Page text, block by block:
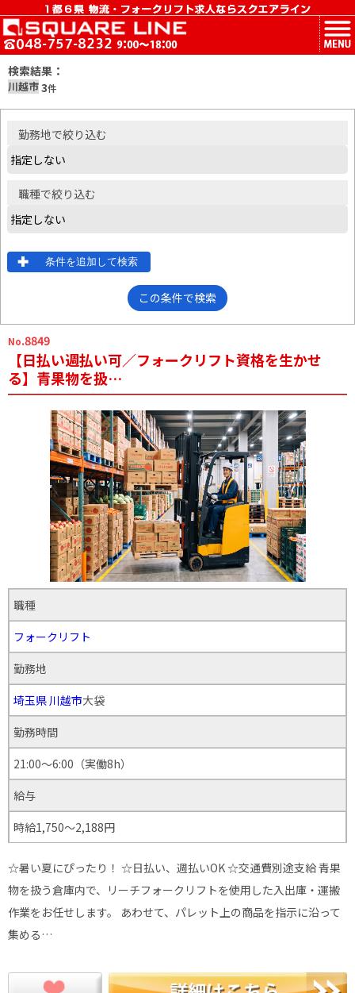
MENU
検索結果：
川越市3件
勤務地で絞り込む
職種で絞り込む
条件を追加して検索
この条件で検索
No.8849
【日払い週払い可／フォークリフト資格を生かせ
る】青果物を扱…
職種
フォークリフト
勤務地
埼玉県 川越市大袋
勤務時間
21:00～6:00（実働8h）
給与
時給1,750～2,188円
☆暑い夏にぴったり！ ☆日払い、週払いOK ☆交通費別途支給 青果
物を扱う倉庫内で、リーチフォークリフトを使用した入出庫・運搬
作業をお任せします。 あわせて、パレット上の商品を指示に沿って
集める…